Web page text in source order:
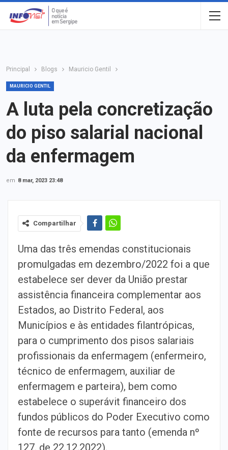
Principal Blogs Mauricio Gentil
MAURICIO GENTIL
A luta pela concretização
do piso salarial nacional
da enfermagem
em 8 mar, 2023 23:48
Compartilhar
Uma das três emendas constitucionais
promulgadas em dezembro/2022 foi a que
estabelece ser dever da União prestar
assistência financeira complementar aos
Estados, ao Distrito Federal, aos
Municípios e às entidades filantrópicas,
para o cumprimento dos pisos salariais
profissionais da enfermagem (enfermeiro,
técnico de enfermagem, auxiliar de
enfermagem e parteira), bem como
estabelece o superávit financeiro dos
fundos públicos do Poder Executivo como
fonte de recursos para tanto (emenda nº
127, de 22.12.2022).